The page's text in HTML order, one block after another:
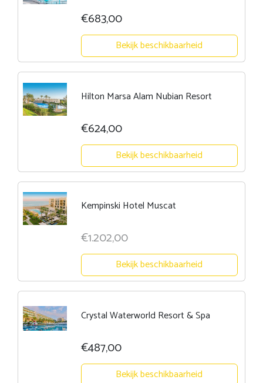
€683,00
Bekijk beschikbaarheid
Hilton Marsa Alam Nubian Resort
€624,00
Bekijk beschikbaarheid
Kempinski Hotel Muscat
€1.202,00
Bekijk beschikbaarheid
Crystal Waterworld Resort & Spa
€487,00
Bekijk beschikbaarheid